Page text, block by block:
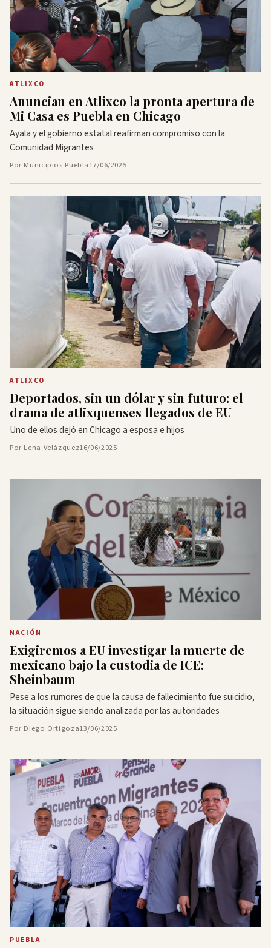
ATLIXCO
Anuncian en Atlixco la pronta apertura de
Mi Casa es Puebla en Chicago
Ayala y el gobierno estatal reafirman compromiso con la
Comunidad Migrantes
Por Municipios Puebla17/06/2025
ATLIXCO
Deportados, sin un dólar y sin futuro: el
drama de atlixquenses llegados de EU
Uno de ellos dejó en Chicago a esposa e hijos
Por Lena Velázquez16/06/2025
NACIÓN
Exigiremos a EU investigar la muerte de
mexicano bajo la custodia de ICE:
Sheinbaum
Pese a los rumores de que la causa de fallecimiento fue suicidio,
la situación sigue siendo analizada por las autoridades
Por Diego Ortigoza13/06/2025
PUEBLA